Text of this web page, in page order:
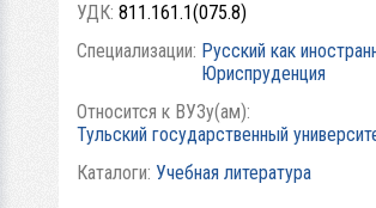
УДК: 811.161.1(075.8)
Специализации: Русский как
Юриспруденция
Относится к ВУЗу(ам):
Тульский государственный
Каталоги: Учебная литература